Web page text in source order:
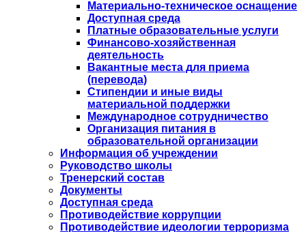
Материально-техническое оснащение
Доступная среда
Платные образовательные услуги
Финансово-хозяйственная
деятельность
Вакантные места для приема
(перевода)
Стипендии и иные виды
материальной поддержки
Международное сотрудничество
Организация питания в
образовательной организации
Информация об учреждении
Руководство школы
Тренерский состав
Документы
Доступная среда
Противодействие коррупции
Противодействие идеологии терроризма